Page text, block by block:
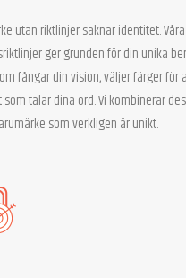
utan riktlinjer saknar identitet.
ger grunden för din unika
fångar din vision, väljer färger för
talar dina ord. Vi kombinerar
som verkligen är unikt.